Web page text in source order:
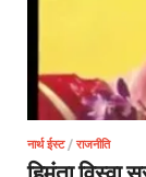
नार्थ ईस्ट/ राजनीति